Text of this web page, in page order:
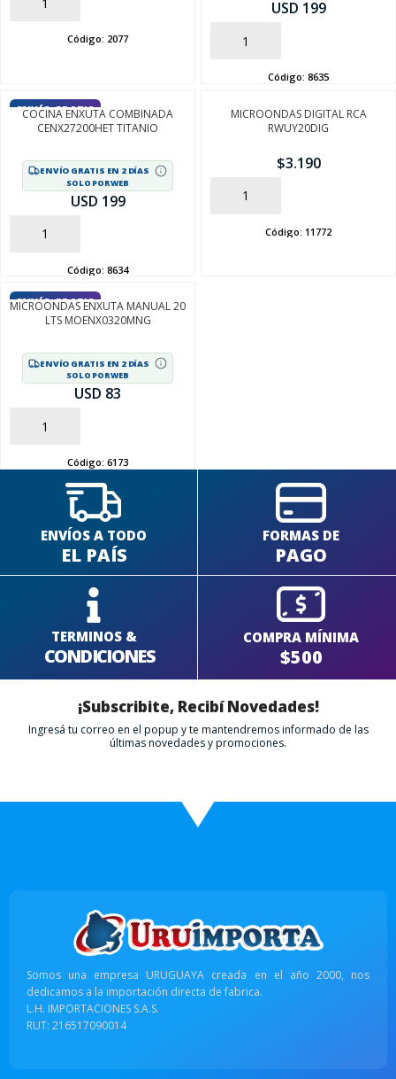
AÑADIR
Código: 2077
USD 199
AÑADIR
Código: 8635
ENVÍO GRATIS
COCINA ENXUTA COMBINADA
CENX27200HET TITANIO
ENVÍO GRATIS EN 2 DÍAS
SOLO POR WEB
USD 199
AÑADIR
Código: 8634
MICROONDAS DIGITAL RCA
RWUY20DIG
$3.190
AÑADIR
Código: 11772
ENVÍO GRATIS
MICROONDAS ENXUTA MANUAL 20
LTS MOENX0320MNG
ENVÍO GRATIS EN 2 DÍAS
SOLO POR WEB
USD 83
AÑADIR
Código: 6173
ENVÍOS A TODO
EL PAÍS
FORMAS DE
PAGO
TERMINOS &
CONDICIONES
COMPRA MÍNIMA
$500
¡Subscribite, Recibí Novedades!
Ingresá tu correo en el popup y te mantendremos informado de las
últimas novedades y promociones.
Somos una empresa URUGUAYA creada en el año 2000, nos
dedicamos a la importación directa de fabrica.
L.H. IMPORTACIONES S.A.S.
RUT: 216517090014
FINALIZÁ TU COMPRA